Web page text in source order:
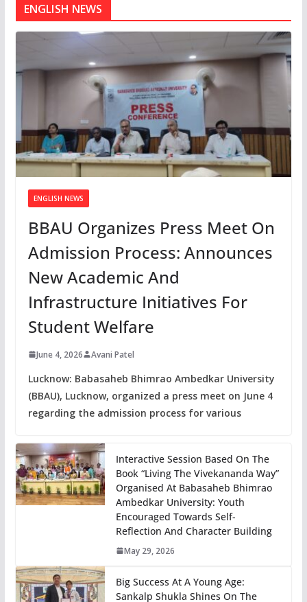
ENGLISH NEWS
ENGLISH NEWS
BBAU Organizes Press Meet On
Admission Process: Announces
New Academic And
Infrastructure Initiatives For
Student Welfare
June 4, 2026 Avani Patel
Lucknow: Babasaheb Bhimrao Ambedkar University
(BBAU), Lucknow, organized a press meet on June 4
regarding the admission process for various
Interactive Session Based On The
Book “Living The Vivekananda Way”
Organised At Babasaheb Bhimrao
Ambedkar University: Youth
Encouraged Towards Self-
Reflection And Character Building
May 29, 2026
Big Success At A Young Age:
Sankalp Shukla Shines On The